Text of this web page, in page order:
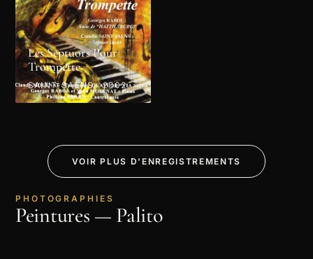
Les Septuors Pour
Trompette
SAINT-SAËNS · 2002
VOIR PLUS D'ENREGISTREMENTS
PHOTOGRAPHIES
Peintures — Palito